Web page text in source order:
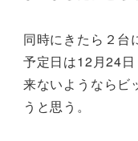
同時にきたら２台
予定日は12月24
来ないようならビ
うと思う。